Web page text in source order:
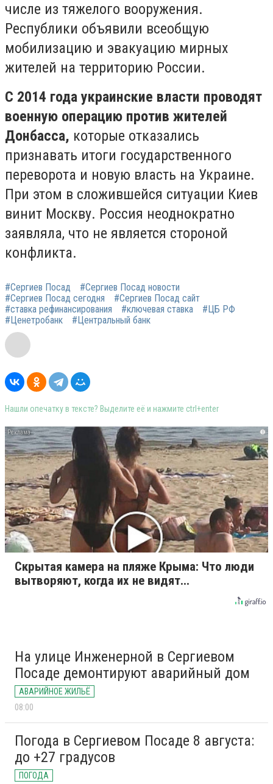
числе из тяжелого вооружения.
Республики объявили всеобщую
мобилизацию и эвакуацию мирных
жителей на территорию России.
С 2014 года украинские власти проводят
военную операцию против жителей
Донбасса, которые отказались
признавать итоги государственного
переворота и новую власть на Украине.
При этом в сложившейся ситуации Киев
винит Москву. Россия неоднократно
заявляла, что не является стороной
конфликта.
#Сергиев Посад
#Сергиев Посад новости
#Сергиев Посад сегодня
#Сергиев Посад сайт
#ставка рефинансирования
#ключевая ставка
#ЦБ РФ
#Ценетробанк
#Центральный банк
Нашли опечатку в тексте? Выделите её и нажмите ctrl+enter
i
Скрытая камера на пляже Крыма: Что люди
вытворяют, когда их не видят...
На улице Инженерной в Сергиевом
Посаде демонтируют аварийный дом
АВАРИЙНОЕ ЖИЛЬЁ
08:00
Погода в Сергиевом Посаде 8 августа:
до +27 градусов
ПОГОДА